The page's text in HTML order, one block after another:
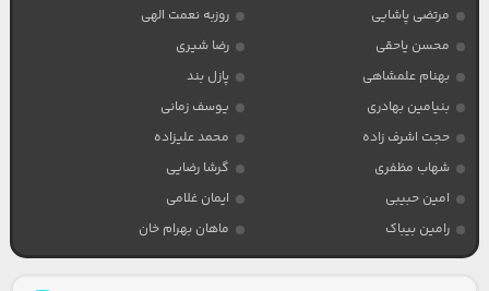
مرتضی پاشایی
روزبه نعمت الهی
محسن یاحقی
رضا شیری
بهنام علمشاهی
پازل بند
بنیامین بهادری
یوسف زمانی
حجت اشرف زاده
محمد علیزاده
شهاب مظفری
گرشا رضایی
امین حبیبی
ایمان غلامی
رامین بیباک
ماهان بهرام خان